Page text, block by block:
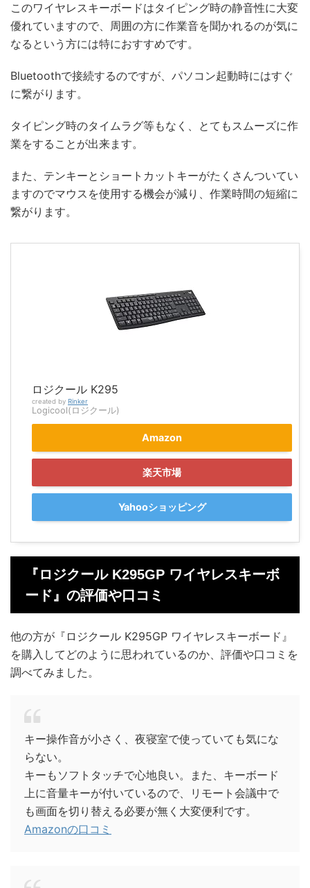
このワイヤレスキーボードはタイピング時の静音性に大変
優れていますので、周囲の方に作業音を聞かれるのが気に
なるという方には特におすすめです。
Bluetoothで接続するのですが、パソコン起動時にはすぐ
に繋がります。
タイピング時のタイムラグ等もなく、とてもスムーズに作
業をすることが出来ます。
また、テンキーとショートカットキーがたくさんついてい
ますのでマウスを使用する機会が減り、作業時間の短縮に
繋がります。
ロジクール K295
created by Rinker
Logicool(ロジクール)
Amazon
楽天市場
Yahooショッピング
『ロジクール K295GP ワイヤレスキーボ
ード』の評価や口コミ
他の方が『ロジクール K295GP ワイヤレスキーボード』
を購入してどのように思われているのか、評価や口コミを
調べてみました。
キー操作音が小さく、夜寝室で使っていても気にな
らない。
キーもソフトタッチで心地良い。また、キーボード
上に音量キーが付いているので、リモート会議中で
も画面を切り替える必要が無く大変便利です。
Amazonの口コミ